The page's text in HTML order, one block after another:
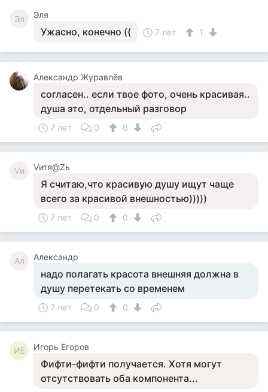
Эл Эля
Ужасно, конечно (( 7 лет 1
Александр Журавлёв
согласен.. если твое фото, очень красивая..
душа это, отдельный разговор
7 лет 0 0
Vи Vитя@Zь
Я считаю,что красивую душу ищут чаще
всего за красивой внешностью)))))
7 лет 0 0
Ал Александр
надо полагать красота внешняя должна в
душу перетекать со временем
7 лет 0 0
ИЕ Игорь Егоров
Фифти-фифти получается. Хотя могут
отсутствовать оба компонента...